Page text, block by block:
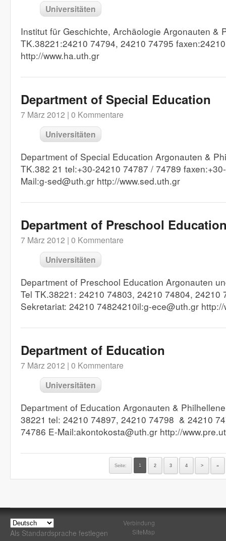
Universitäten
Institut für Geschichte, Archäologie Argonauten &
TK.38221:24210 74794, 24210 74795
http://www.ha.uth.gr
Department of Special Education
7 März 2012 | 0 Kommentare
Universitäten
Department of Special Education Argonauten &
TK.382 21 tel:+30-24210 74787 / 74789
Mail:g-sed@uth.gr http://www.sed.uth.gr
Department of Preschool
7 März 2012 | 0 Kommentare
Universitäten
Department of Preschool Education Argonauten
Tel TK.38221: 24210 74803, 24210 74804, 24210
Sekretariat: 24210 74824210il:g-ece@uth.gr
Department of Education
7 März 2012 | 0 Kommentare
Universitäten
Department of Education Argonauten &
38221 tel: 24210 74897, 24210 74798 & 24210
74786 E-Mail:akontokosta@uth.gr http://
Seite: 1 2 3 4 > »
Als Standardsprache festlegen
Verbindung
SiteMap